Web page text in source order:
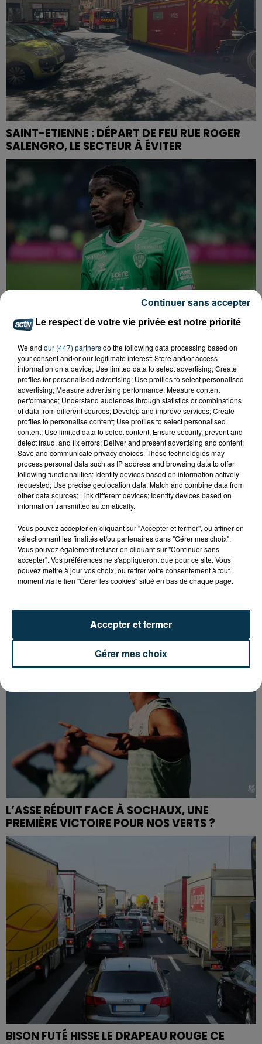
SAINT-ETIENNE : DÉPART DE FEU RUE ROGER
SALENGRO, LE SECTEUR À ÉVITER
ASSE : UN COMMUNIQUÉ COMMUN POUR
DEMANDER LE DÉPART DE PIERRE EKWAH
CYANOBACTÉRIES : LE PRÉFÊT PREND UN
L’ASSE RÉDUIT FACE À SOCHAUX, UNE
PREMIÈRE VICTOIRE POUR NOS VERTS ?
BISON FUTÉ HISSE LE DRAPEAU ROUGE CE
Le respect de votre vie privée est notre priorité
We and our (447) partnersdo the following data processing based on
your consent and/or our legitimate interest: Store and/or access
information on a device; Use limited data to select advertising; Create
profiles for personalised advertising; Use profiles to select personalised
advertising; Measure advertising performance; Measure content
performance; Understand audiences through statistics or combinations
of data from different sources; Develop and improve services; Create
profiles to personalise content; Use profiles to select personalised
content; Use limited data to select content; Ensure security, prevent and
detect fraud, and fix errors; Deliver and present advertising and content;
Save and communicate privacy choices. These technologies may
process personal data such as IP address and browsing data to offer
following functionalities: Identify devices based on information actively
requested; Use precise geolocation data; Match and combine data from
other data sources; Link different devices; Identify devices based on
information transmitted automatically.
Vous pouvez accepter en cliquant sur "Accepter et fermer", ou affiner en
sélectionnant les finalités et/ou partenaires dans "Gérer mes choix".
Vous pouvez également refuser en cliquant sur "Continuer sans
accepter". Vos préférences ne s'appliqueront que pour ce site. Vous
pouvez mettre à jour vos choix, ou retirer votre consentement à tout
moment via le lien "Gérer les cookies" situé en bas de chaque page.
Gérer mes choix
Accepter et fermer
Continuer sans accepter